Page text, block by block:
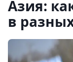
Азия:
в